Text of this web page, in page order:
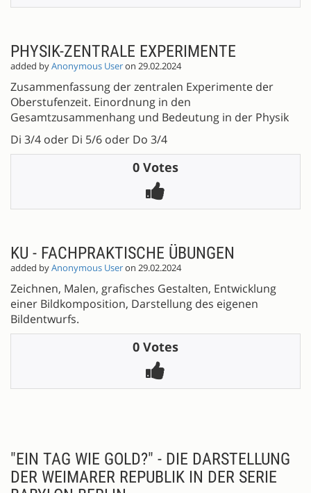
PHYSIK-ZENTRALE EXPERIMENTE
added byAnonymous Useron 29.02.2024
Zusammenfassung der zentralen Experimente der
Oberstufenzeit. Einordnung in den
Gesamtzusammenhang und Bedeutung in der Physik
Di 3/4 oder Di 5/6 oder Do 3/4
0 Votes
KU - FACHPRAKTISCHE ÜBUNGEN
added byAnonymous Useron 29.02.2024
Zeichnen, Malen, grafisches Gestalten, Entwicklung
einer Bildkomposition, Darstellung des eigenen
Bildentwurfs.
0 Votes
"EIN TAG WIE GOLD?" - DIE DARSTELLUNG
DER WEIMARER REPUBLIK IN DER SERIE